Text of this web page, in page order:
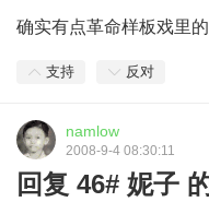
确实有点革命样板戏里
支持 反对
namlow
2008-9-4 08:30:11
回复 46# 妮子